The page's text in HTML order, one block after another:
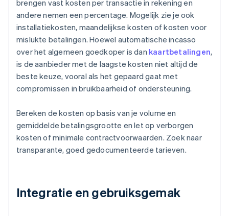
brengen vast kosten per transactie in rekening en
andere nemen een percentage. Mogelijk zie je ook
installatiekosten, maandelijkse kosten of kosten voor
mislukte betalingen. Hoewel automatische incasso
over het algemeen goedkoper is dan kaartbetalingen,
is de aanbieder met de laagste kosten niet altijd de
beste keuze, vooral als het gepaard gaat met
compromissen in bruikbaarheid of ondersteuning.
Bereken de kosten op basis van je volume en
gemiddelde betalingsgrootte en let op verborgen
kosten of minimale contractvoorwaarden. Zoek naar
transparante, goed gedocumenteerde tarieven.
Integratie en gebruiksgemak